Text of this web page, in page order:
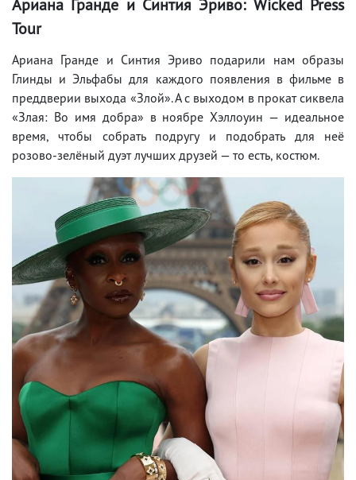
Ариана Гранде и Синтия Эриво: Wicked Press
Tour
Ариана Гранде и Синтия Эриво подарили нам образы
Глинды и Эльфабы для каждого появления в фильме в
преддверии выхода «Злой». А с выходом в прокат сиквела
«Злая: Во имя добра» в ноябре Хэллоуин — идеальное
время, чтобы собрать подругу и подобрать для неё
розово-зелёный дуэт лучших друзей — то есть, костюм.